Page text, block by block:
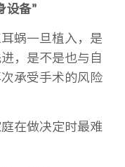
设备”
蜗一旦植入，是
，是不是也与自
承受手术的风险
在做决定时最难